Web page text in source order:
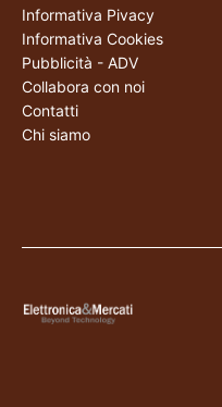
Informativa Pivacy
Informativa Cookies
Pubblicità - ADV
Collabora con noi
Contatti
Chi siamo